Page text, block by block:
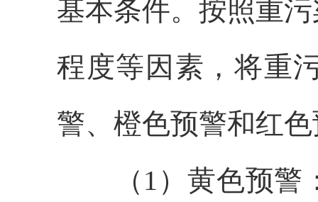
基本条件。按照重
程度等因素，将重
警、橙色预警和红
（1）黄色预警：